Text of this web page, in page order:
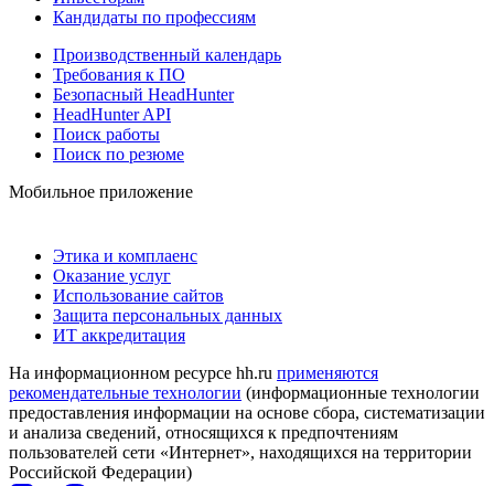
Кандидаты по профессиям
Производственный календарь
Требования к ПО
Безопасный HeadHunter
HeadHunter API
Поиск работы
Поиск по резюме
Мобильное приложение
Этика и комплаенс
Оказание услуг
Использование сайтов
Защита персональных данных
ИТ аккредитация
На информационном ресурсе hh.ru применяются
рекомендательные технологии (информационные технологии
предоставления информации на основе сбора, систематизации
и анализа сведений, относящихся к предпочтениям
пользователей сети «Интернет», находящихся на территории
Российской Федерации)